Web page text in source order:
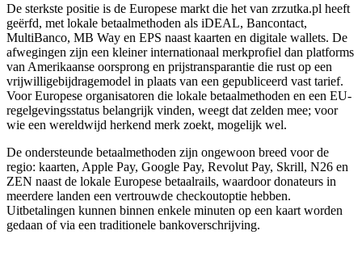
De sterkste positie is de Europese markt die het van zrzutka.pl heeft
geërfd, met lokale betaalmethoden als iDEAL, Bancontact,
MultiBanco, MB Way en EPS naast kaarten en digitale wallets. De
afwegingen zijn een kleiner internationaal merkprofiel dan platforms
van Amerikaanse oorsprong en prijstransparantie die rust op een
vrijwilligebijdragemodel in plaats van een gepubliceerd vast tarief.
Voor Europese organisatoren die lokale betaalmethoden en een EU-
regelgevingsstatus belangrijk vinden, weegt dat zelden mee; voor
wie een wereldwijd herkend merk zoekt, mogelijk wel.
De ondersteunde betaalmethoden zijn ongewoon breed voor de
regio: kaarten, Apple Pay, Google Pay, Revolut Pay, Skrill, N26 en
ZEN naast de lokale Europese betaalrails, waardoor donateurs in
meerdere landen een vertrouwde checkoutoptie hebben.
Uitbetalingen kunnen binnen enkele minuten op een kaart worden
gedaan of via een traditionele bankoverschrijving.